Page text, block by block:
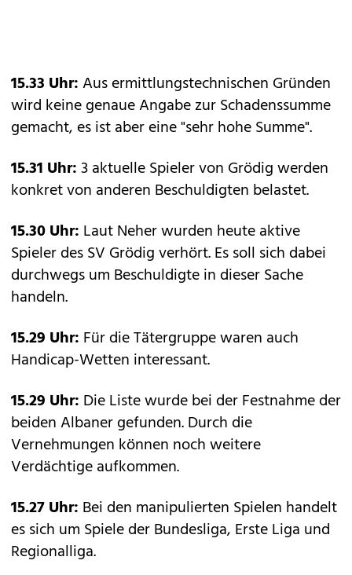
15.33 Uhr:Aus ermittlungstechnischen Gründen
wird keine genaue Angabe zur Schadenssumme
gemacht, es ist aber eine "sehr hohe Summe".
15.31 Uhr:3 aktuelle Spieler von Grödig werden
konkret von anderen Beschuldigten belastet.
15.30 Uhr: Laut Neher wurden heute aktive
Spieler des SV Grödig verhört. Es soll sich dabei
durchwegs um Beschuldigte in dieser Sache
handeln.
15.29 Uhr: Für die Tätergruppe waren auch
Handicap-Wetten interessant.
15.29 Uhr: Die Liste wurde bei der Festnahme der
beiden Albaner gefunden. Durch die
Vernehmungen können noch weitere
Verdächtige aufkommen.
15.27 Uhr: Bei den manipulierten Spielen handelt
es sich um Spiele der Bundesliga, Erste Liga und
Regionalliga.